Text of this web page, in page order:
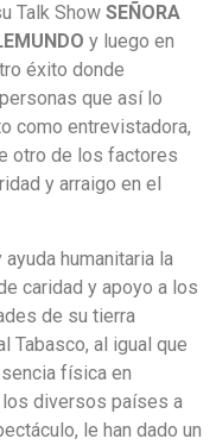
Talk Show SEÑORA
y luego en
éxito donde
que así lo
como entrevistadora,
otro de los factores
y arraigo en el
humanitaria la
caridad y apoyo a los
de su tierra
Tabasco, al igual que
física en
diversos países a
le han dado un